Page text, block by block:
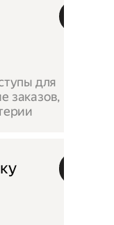
для
заказов,